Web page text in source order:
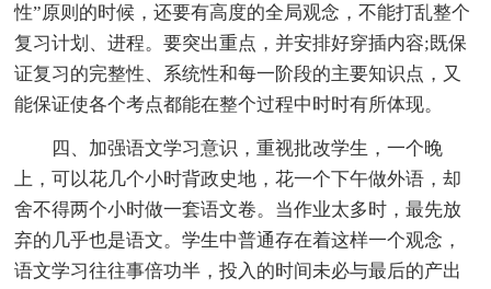
性”原则的时候，还要有高度的全局观念，不能打乱整个
复习计划、进程。要突出重点，并安排好穿插内容;既保
证复习的完整性、系统性和每一阶段的主要知识点，又
能保证使各个考点都能在整个过程中时时有所体现。
四、加强语文学习意识，重视批改学生，一个晚
上，可以花几个小时背政史地，花一个下午做外语，却
舍不得两个小时做一套语文卷。当作业太多时，最先放
弃的几乎也是语文。学生中普通存在着这样一个观念，
语文学习往往事倍功半，投入的时间未必与最后的产出